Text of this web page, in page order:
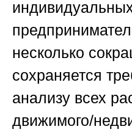
несколько
сохраняется
анализу всех
движимого/